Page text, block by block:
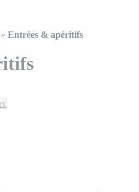
» Entrées & apéritifs